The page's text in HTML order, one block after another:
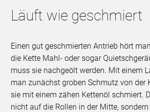
Läuft wie geschmiert
Einen gut geschmierten Antrieb hört
die Kette Mahl- oder sogar
muss sie nachgeölt werden. Mit einem
man zunächst groben Schmutz von der
sie mit einem zähen Kettenöl schmiert.
nicht auf die Rollen in der Mitte,